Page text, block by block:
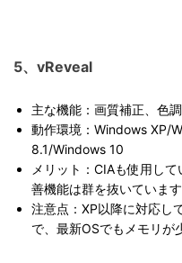
5、vReveal
主な機能：画質補正、色
動作環境：Windows XP/
8.1/Windows 10
メリット：CIAも使用して
善機能は群を抜いています
注意点：XP以降に対応し
で、最新OSでもメモリが